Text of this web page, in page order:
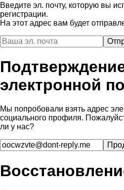
Введите эл. почту, которую вы
регистрации.
На этот адрес вам будет
электронной
Мы попробовали взять адрес
социального профиля.
ли у нас?